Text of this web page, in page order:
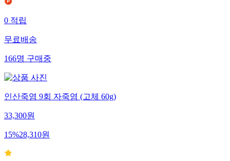
0적립
무료배송
166명구매중
인산죽염 9회 자죽염 (고체 60g)
33,300원
15%28,310원